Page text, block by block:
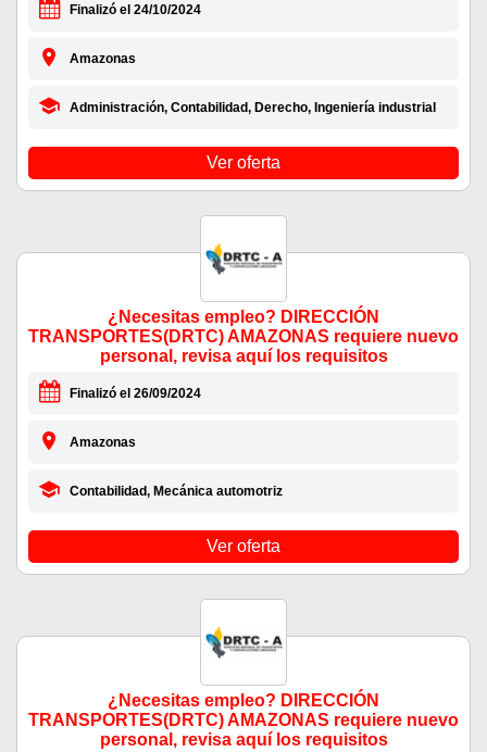
Finalizó el 24/10/2024
Amazonas
Administración, Contabilidad, Derecho, Ingeniería industrial
Ver oferta
¿Necesitas empleo? DIRECCIÓN
TRANSPORTES(DRTC) AMAZONAS requiere nuevo
personal, revisa aquí los requisitos
Finalizó el 26/09/2024
Amazonas
Contabilidad, Mecánica automotriz
Ver oferta
¿Necesitas empleo? DIRECCIÓN
TRANSPORTES(DRTC) AMAZONAS requiere nuevo
personal, revisa aquí los requisitos